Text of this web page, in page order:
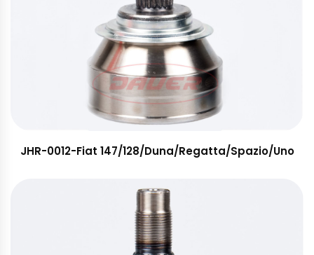
JHR-0012-Fiat 147/128/Duna/Regatta/Spazio/Uno